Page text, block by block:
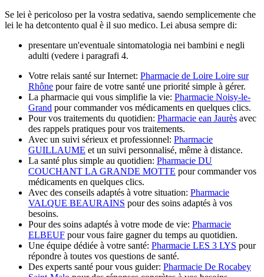
Se lei è pericoloso per la vostra sedativa, saendo semplicemente che
lei le ha detcontento qual è il suo medico. Lei abusa sempre di:
presentare un'eventuale sintomatologia nei bambini e negli
adulti (vedere i paragrafi 4.
Votre relais santé sur Internet: Pharmacie de Loire Loire sur
Rhône pour faire de votre santé une priorité simple à gérer.
La pharmacie qui vous simplifie la vie: Pharmacie Noisy-le-
Grand pour commander vos médicaments en quelques clics.
Pour vos traitements du quotidien: Pharmacie ean Jaurès avec
des rappels pratiques pour vos traitements.
Avec un suivi sérieux et professionnel: Pharmacie
GUILLAUME et un suivi personnalisé, même à distance.
La santé plus simple au quotidien: Pharmacie DU
COUCHANT LA GRANDE MOTTE pour commander vos
médicaments en quelques clics.
Avec des conseils adaptés à votre situation: Pharmacie
VALQUE BEAURAINS pour des soins adaptés à vos
besoins.
Pour des soins adaptés à votre mode de vie: Pharmacie
ELBEUF pour vous faire gagner du temps au quotidien.
Une équipe dédiée à votre santé: Pharmacie LES 3 LYS pour
répondre à toutes vos questions de santé.
Des experts santé pour vous guider: Pharmacie De Rocabey